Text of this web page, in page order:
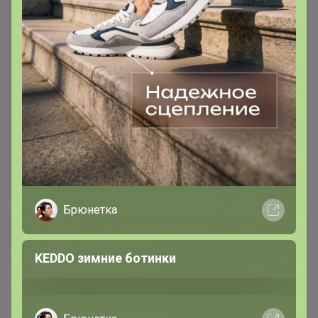
Товары месяца 35
Аксессуары 13
Баня и сауна 65
Бритьё и стрижка волос
Хиты продаж
Брюнетка
KEDDO зимние ботинки